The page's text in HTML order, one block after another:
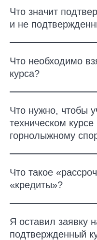
Что значит
и не
Что необходимо
курса?
Что нужно, чтобы
техническом курсе
горнолыжному
Что такое
«кредиты»?
Я оставил заявку
подтвержденный